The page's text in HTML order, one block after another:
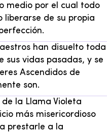
medio por el cual todo
liberarse de su propia
han disuelto toda
sus vidas pasadas, y se
Ascendidos de
son.
la Llama Violeta
más misericordioso
prestarle a la